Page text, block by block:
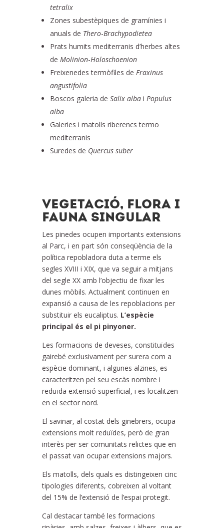
tetralix
Zones subestèpiques de gramínies i
anuals de Thero-Brachypodietea
Prats humits mediterranis d’herbes altes
de Molinion-Holoschoenion
Freixenedes termòfiles de Fraxinus
angustifolia
Boscos galeria de Salix alba i Populus
alba
Galeries i matolls riberencs termo
mediterranis
Suredes de Quercus suber
VEGETACIÓ, FLORA I
FAUNA SINGULAR
Les pinedes ocupen importants extensions
al Parc, i en part són conseqüència de la
política repobladora duta a terme els
segles XVIII i XIX, que va seguir a mitjans
del segle XX amb l’objectiu de fixar les
dunes mòbils. Actualment continuen en
expansió a causa de les repoblacions per
substituir els eucaliptus. L’espècie
principal és el pi pinyoner.
Les formacions de deveses, constituïdes
gairebé exclusivament per surera com a
espècie dominant, i algunes alzines, es
caracteritzen pel seu escàs nombre i
reduïda extensió superficial, i es localitzen
en el sector nord.
El savinar, al costat dels ginebrers, ocupa
extensions molt reduïdes, però de gran
interès per ser comunitats relictes que en
el passat van ocupar extensions majors.
Els matolls, dels quals es distingeixen cinc
tipologies diferents, cobreixen al voltant
del 15% de l’extensió de l’espai protegit.
Cal destacar també les formacions